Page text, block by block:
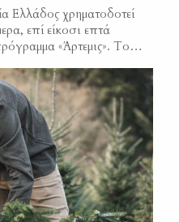
Ελλάδος χρηματοδοτεί
επί είκοσι επτά
«Άρτεμις». Το
μέσω της
κυνηγετικής κάρπωσης. Η
για την εκπόνηση
ενδεδειγμένη διεθνώς […]